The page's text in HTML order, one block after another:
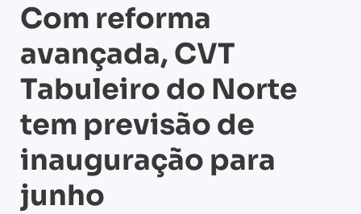
Com reforma
avançada, CVT
Tabuleiro do Norte
tem previsão de
inauguração para
junho